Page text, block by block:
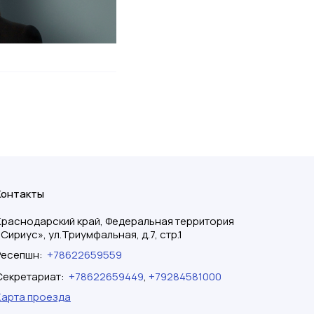
край, Федеральная территория
ул.Триумфальная, д.7, стр.1
: +78622659559
: +78622659449, +79284581000
проезда